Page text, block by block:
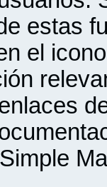
estas
el